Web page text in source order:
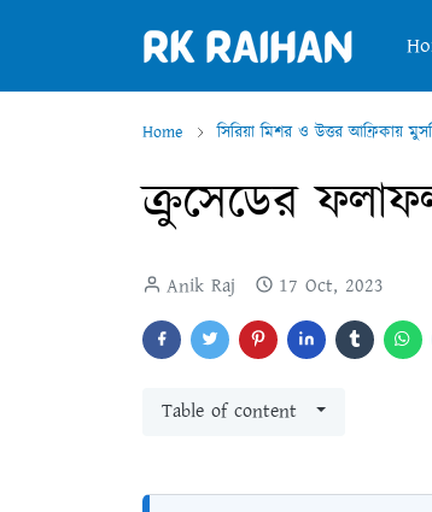
Home সিরিয়া মিশর ও উত্তর আফ্রিকায়
ক্রুসেডের
Anik Raj 17 Oct, 2023
Table of content